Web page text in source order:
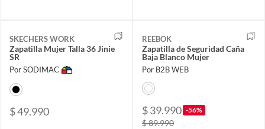
SKECHERS WORK
Zapatilla Mujer Talla 36 Jinie
SR
Por SODIMAC
$ 49.990
REEBOK
Zapatilla de Seguridad Caña
Baja Blanco Mujer
Por B2B WEB
$ 39.990 -56%
$ 89.990